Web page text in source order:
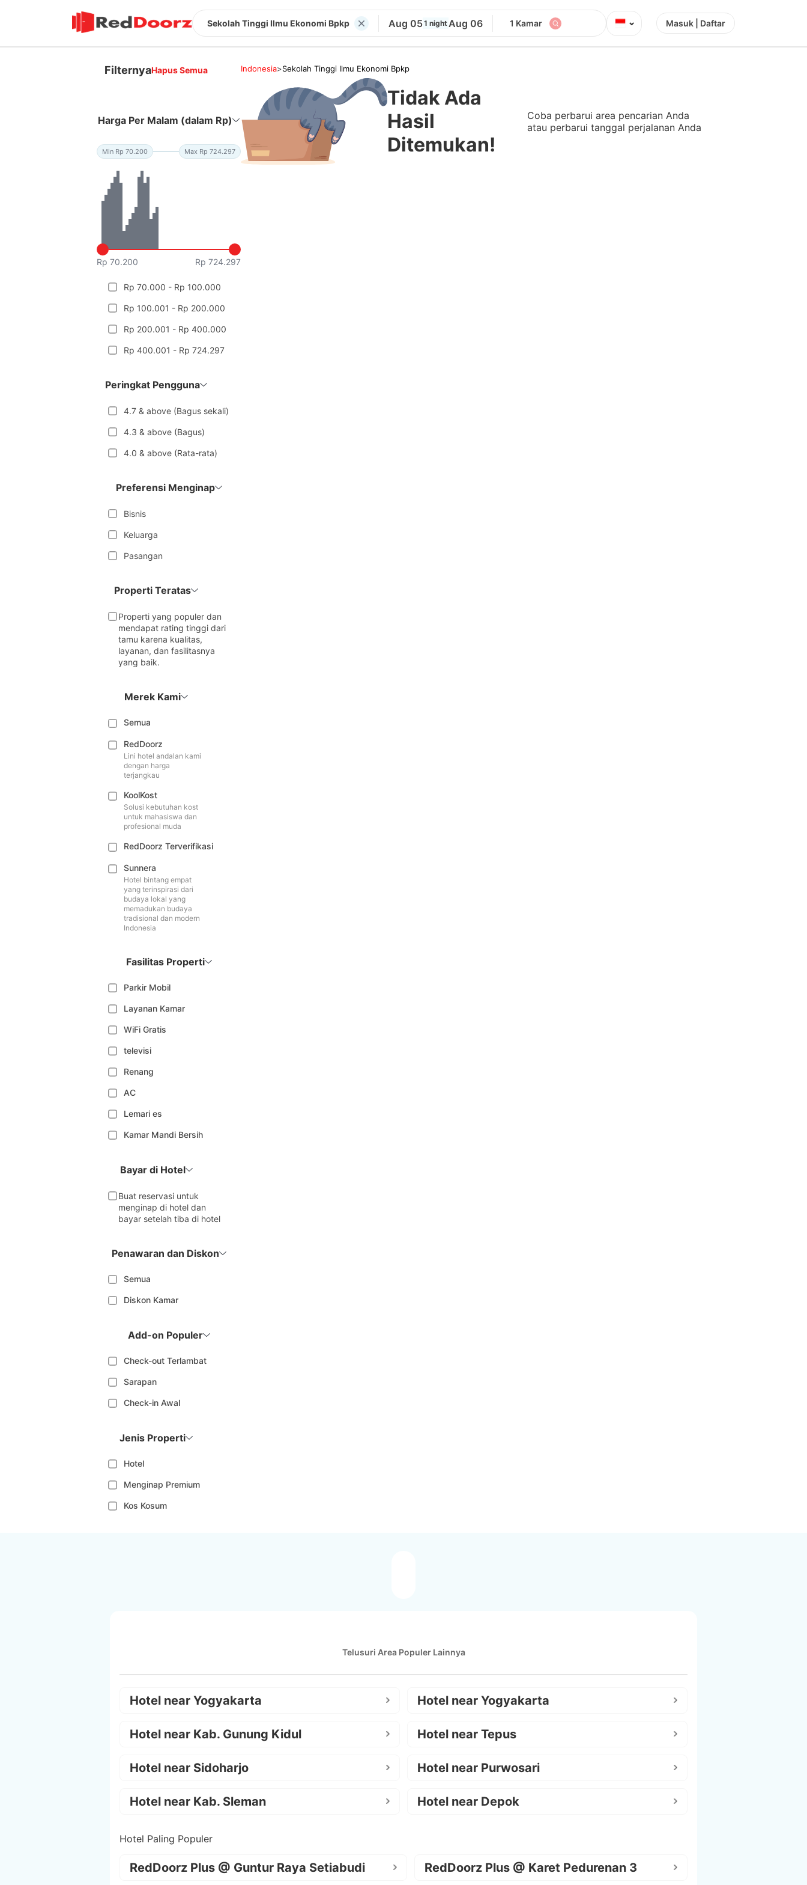
Sekolah Tinggi Ilmu Ekonomi Bpkp Aug 051 night Aug 06 1 Kamar ⌄ Masuk | Daftar
FilternyaHapus Semua
Harga Per Malam (dalam Rp)
Min Rp 70.200 Max Rp 724.297
Rp 70.200 Rp 724.297
Rp 70.000 - Rp 100.000
Rp 100.001 - Rp 200.000
Rp 200.001 - Rp 400.000
Rp 400.001 - Rp 724.297
Peringkat Pengguna
4.7 & above (Bagus sekali)
4.3 & above (Bagus)
4.0 & above (Rata-rata)
Preferensi Menginap
Bisnis
Keluarga
Pasangan
Properti Teratas
Properti yang populer dan
mendapat rating tinggi dari
tamu karena kualitas,
layanan, dan fasilitasnya
yang baik.
Merek Kami
Semua
RedDoorz
Lini hotel andalan kami
dengan harga
terjangkau
KoolKost
Solusi kebutuhan kost
untuk mahasiswa dan
profesional muda
RedDoorz Terverifikasi
Sunnera
Hotel bintang empat
yang terinspirasi dari
budaya lokal yang
memadukan budaya
tradisional dan modern
Indonesia
Fasilitas Properti
Parkir Mobil
Layanan Kamar
WiFi Gratis
televisi
Renang
AC
Lemari es
Kamar Mandi Bersih
Bayar di Hotel
Buat reservasi untuk
menginap di hotel dan
bayar setelah tiba di hotel
Penawaran dan Diskon
Semua
Diskon Kamar
Add-on Populer
Check-out Terlambat
Sarapan
Check-in Awal
Jenis Properti
Hotel
Menginap Premium
Kos Kosum
Indonesia>Sekolah Tinggi Ilmu Ekonomi Bpkp
Tidak Ada
Hasil
Ditemukan!
Coba perbarui area pencarian Anda
atau perbarui tanggal perjalanan Anda
Telusuri Area Populer Lainnya
Hotel near Yogyakarta Hotel near Yogyakarta
Hotel near Kab. Gunung Kidul Hotel near Tepus
Hotel near Sidoharjo Hotel near Purwosari
Hotel near Kab. Sleman Hotel near Depok
Hotel Paling Populer
RedDoorz Plus @ Guntur Raya Setiabudi RedDoorz Plus @ Karet Pedurenan 3